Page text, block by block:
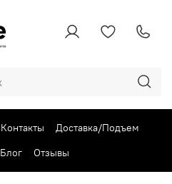
Контакты
Доставка/Подъем
Блог Отзывы